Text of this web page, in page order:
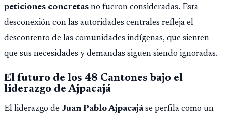
peticiones concretas no fueron consideradas. Esta
desconexión con las autoridades centrales refleja el
descontento de las comunidades indígenas, que sienten
que sus necesidades y demandas siguen siendo ignoradas.
El futuro de los 48 Cantones bajo el
liderazgo de Ajpacajá
El liderazgo de Juan Pablo Ajpacajáse perfila como un